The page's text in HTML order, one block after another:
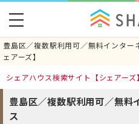
豊島区／複数駅利用可／無料インター
ェアーズ】
toggle
navigation
シェアハウス検索サイト【シェアーズ】
豊島区／複数駅利用可／無料
ス